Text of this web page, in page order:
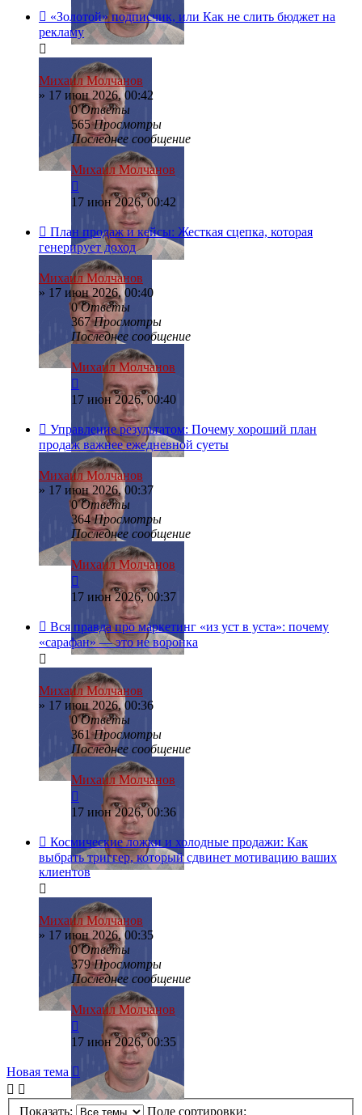
«Золотой» подписчик, или Как не слить бюджет на
рекламу
Михаил Молчанов
» 17 июн 2026, 00:42
0Ответы
565Просмотры
Последнее сообщение
Михаил Молчанов
17 июн 2026, 00:42
План продаж и кейсы: Жесткая сцепка, которая
генерирует доход
Михаил Молчанов
» 17 июн 2026, 00:40
0Ответы
367Просмотры
Последнее сообщение
Михаил Молчанов
17 июн 2026, 00:40
Управление результатом: Почему хороший план
продаж важнее ежедневной суеты
Михаил Молчанов
» 17 июн 2026, 00:37
0Ответы
364Просмотры
Последнее сообщение
Михаил Молчанов
17 июн 2026, 00:37
Вся правда про маркетинг «из уст в уста»: почему
«сарафан» — это не воронка
Михаил Молчанов
» 17 июн 2026, 00:36
0Ответы
361Просмотры
Последнее сообщение
Михаил Молчанов
17 июн 2026, 00:36
Космические ложки и холодные продажи: Как
выбрать триггер, который сдвинет мотивацию ваших
клиентов
Михаил Молчанов
» 17 июн 2026, 00:35
0Ответы
379Просмотры
Последнее сообщение
Михаил Молчанов
17 июн 2026, 00:35
Новая тема
Показать: Поле сортировки: